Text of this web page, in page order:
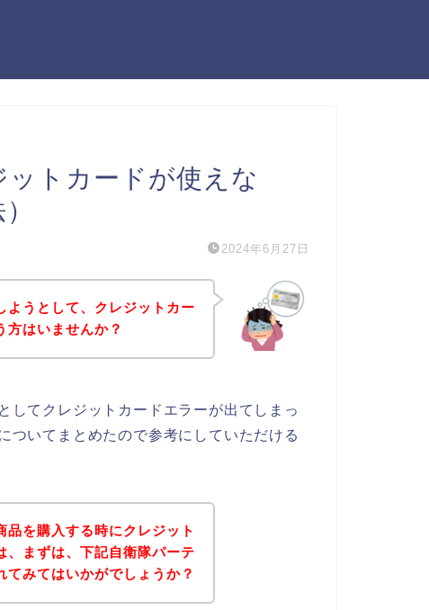
トカードが使えな
2024年6月27日
ようとして、クレジットカー
方はいませんか？
してクレジットカードエラーが出てしまっ
ついてまとめたので参考にしていただける
を購入する時にクレジット
、まずは、下記自衛隊パーテ
てみてはいかがでしょうか？